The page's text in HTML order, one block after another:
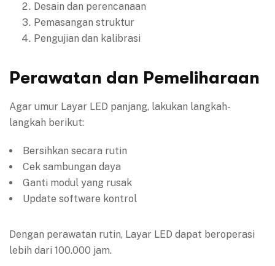
Desain dan perencanaan
Pemasangan struktur
Pengujian dan kalibrasi
Perawatan dan Pemeliharaan
Agar umur Layar LED panjang, lakukan langkah-
langkah berikut:
Bersihkan secara rutin
Cek sambungan daya
Ganti modul yang rusak
Update software kontrol
Dengan perawatan rutin, Layar LED dapat beroperasi
lebih dari 100.000 jam.